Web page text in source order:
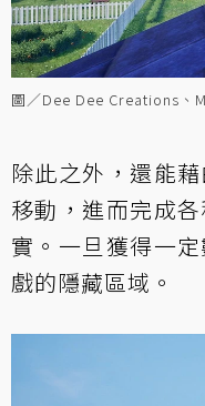
圖／Dee Dee Creations、
除此之外，還能
移動，進而完成
實。一旦獲得一
戲的隱藏區域。